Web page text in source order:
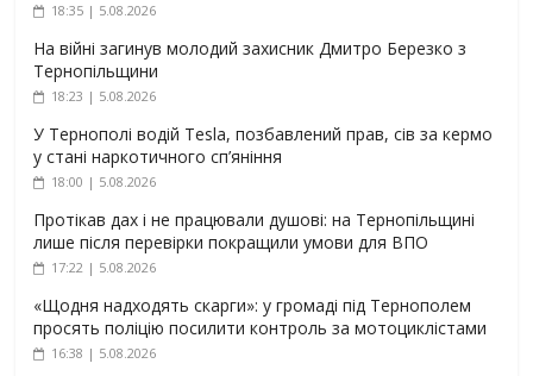
18:35 | 5.08.2026
На війні загинув молодий захисник Дмитро Березко з
Тернопільщини
18:23 | 5.08.2026
У Тернополі водій Tesla, позбавлений прав, сів за кермо
у стані наркотичного сп’яніння
18:00 | 5.08.2026
Протікав дах і не працювали душові: на Тернопільщині
лише після перевірки покращили умови для ВПО
17:22 | 5.08.2026
«Щодня надходять скарги»: у громаді під Тернополем
просять поліцію посилити контроль за мотоциклістами
16:38 | 5.08.2026